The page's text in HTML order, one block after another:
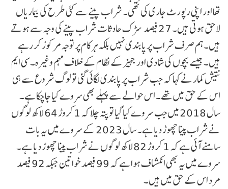
تھا اور اپنی رپورٹ جاری کی تھی۔ شراب پینے سے کئی طرح کی بیماریاں
لاحق ہوتی ہیں۔ 27 فیصد سڑک حادثات شراب پینے کی وجہ سے ہوتے
ہیں۔ہم صرف شراب پر پابندی نہیں بلکہ ہر کام پر توجہ مرکوز کر رہے
ہیں۔ جیسےبچوں کی شادی اور جہیز کے نظام کے خلاف مہم وغیرہ۔سی ایم
نتیش کمار نے کہا کہ جب شراب پر پابندی لگائی گئی تو لوگ شروع سے ہی
اس کے حق میں تھے۔ اس حوالے سے پہلے بھی سروے کیا جاچکا ہے۔
سال 2018 میں جب سروے کیا گیا تو پتہ چلا کہ 1 کروڑ 64 لاکھ لوگوں
نے شراب پینا چھوڑ دیا ہے۔ سال 2023 کے سروے میں یہ بات
سامنے آئی ہے کہ 1 کروڑ 82 لاکھ لوگوں نے شراب پینا چھوڑ دیا ہے۔
سروے میں یہ بھی انکشاف ہوا ہے کہ 99 فیصد خواتین جبکہ 92 فیصد
مرد اس کے حق میں ہیں۔